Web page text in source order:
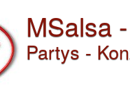
MSalsa
Partys -